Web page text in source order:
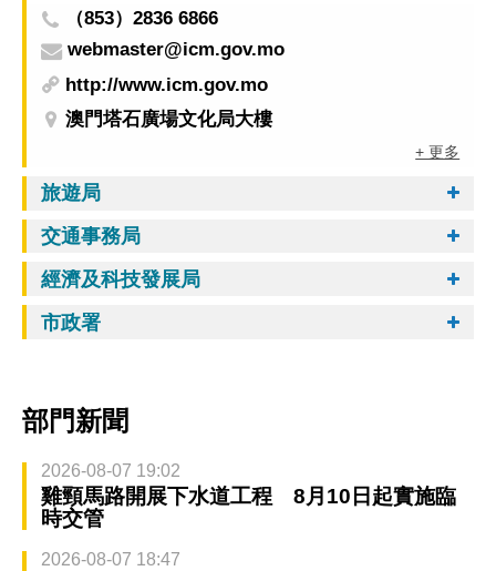
（853）2836 6866
webmaster@icm.gov.mo
http://www.icm.gov.mo
澳門塔石廣場文化局大樓
+ 更多
旅遊局
交通事務局
經濟及科技發展局
市政署
部門新聞
2026-08-07 19:02
雞頸馬路開展下水道工程 8月10日起實施臨
時交管
2026-08-07 18:47